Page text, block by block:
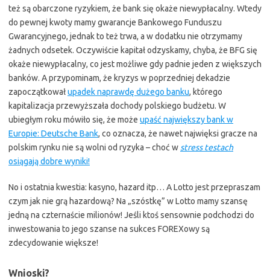
też są obarczone ryzykiem, że bank się okaże niewypłacalny. Wtedy
do pewnej kwoty mamy gwarancje Bankowego Funduszu
Gwarancyjnego, jednak to też trwa, a w dodatku nie otrzymamy
żadnych odsetek. Oczywiście kapitał odzyskamy, chyba, że BFG się
okaże niewypłacalny, co jest możliwe gdy padnie jeden z większych
banków. A przypominam, że kryzys w poprzedniej dekadzie
zapoczątkowałupadek naprawdę dużego banku, którego
kapitalizacja przewyższała dochody polskiego budżetu. W
ubiegłym roku mówiło się, że może upaść największy bank w
Europie: Deutsche Bank, co oznacza, że nawet najwięksi gracze na
polskim rynku nie są wolni od ryzyka – choć w stress testach
osiągają dobre wyniki!
No i ostatnia kwestia: kasyno, hazard itp… A Lotto jest przepraszam
czym jak nie grą hazardową? Na „szóstkę” w Lotto mamy szansę
jedną na czternaście milionów! Jeśli ktoś sensownie podchodzi do
inwestowania to jego szanse na sukces FOREXowy są
zdecydowanie większe!
Wnioski?